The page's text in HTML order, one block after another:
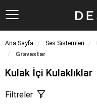
Kategoriler
Ana Sayfa Ses Sistemleri
Gravastar
Kulak İçi Kulaklıklar
Filtreler